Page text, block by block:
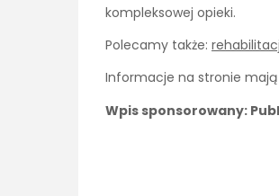
kompleksowej opieki.
Polecamy także:
Informacje na stronie
Wpis sponsorowany: